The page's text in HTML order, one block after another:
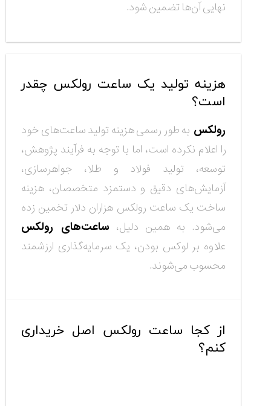
نهایی آن‌ها تضمین شود.
هزینه تولید یک ساعت رولکس چقدر
است؟
رولکس به طور رسمی هزینه تولید ساعت‌های خود
را اعلام نکرده است، اما با توجه به فرآیند پژوهش،
توسعه، تولید فولاد و طلا، جواهرسازی،
آزمایش‌های دقیق و دستمزد متخصصان، هزینه
ساخت یک ساعت رولکس هزاران دلار تخمین زده
می‌شود. به همین دلیل، ساعت‌های رولکس
علاوه بر لوکس بودن، یک سرمایه‌گذاری ارزشمند
محسوب می‌شوند.
از کجا ساعت رولکس اصل خریداری
کنم؟